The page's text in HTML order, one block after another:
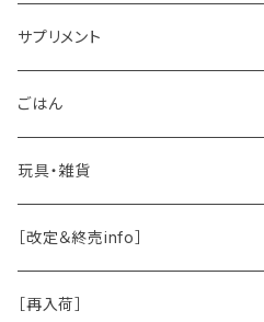
ドッグソープ
保湿・除菌・虫除け
保湿剤
除菌
おくち・おめめ・おみみ
おくち
おめめ
ブラシと雑貨
お肉
お魚
その他（乳製品・果物野菜）
Natural Marche
ちょこっとシリーズ
◾️躾トレーニングに
サプリメント
皮膚被毛
関節・骨
おめめ
おなか
ごはん
手作り補助
ウェット・お惣菜
ドライ
玩具・雑貨
ノーズワーク・玩具
お散歩用品
［改定＆終売info］
［再入荷］